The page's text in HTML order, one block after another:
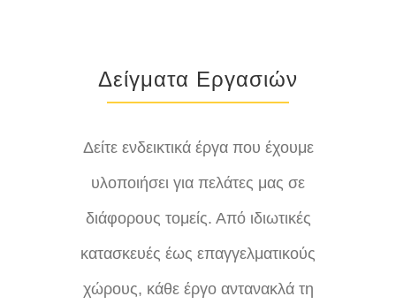
Δείγματα Εργασιών
Δείτε ενδεικτικά έργα που έχουμε
υλοποιήσει για πελάτες μας σε
διάφορους τομείς. Από ιδιωτικές
κατασκευές έως επαγγελματικούς
χώρους, κάθε έργο αντανακλά τη